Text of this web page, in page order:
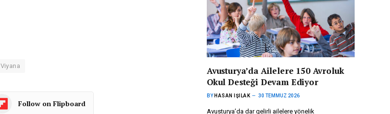
Viyana
Follow on Flipboard
Avusturya’da Ailelere 150 Avroluk
Okul Desteği Devam Ediyor
BY HASAN IŞILAK 30 TEMMUZ 2026
Avusturya’da dar gelirli ailelere yönelik